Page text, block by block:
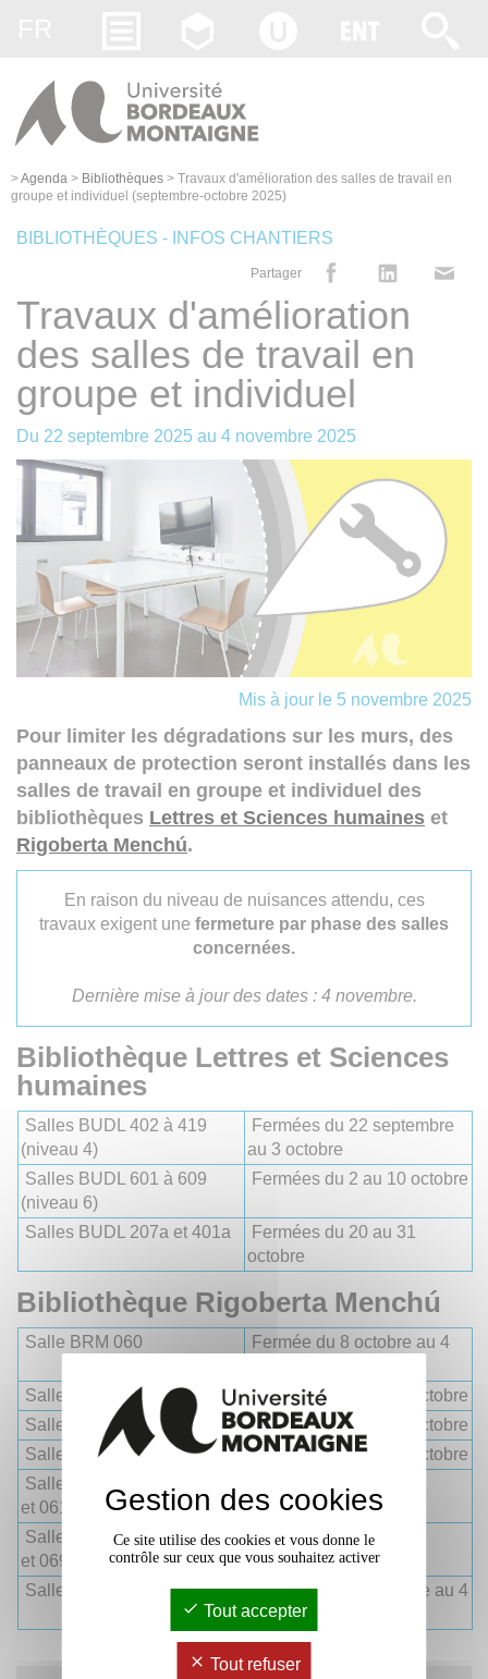
>Agenda > Bibliothèques > Travaux d'amélioration des salles de travail en
groupe et individuel (septembre-octobre 2025)
BIBLIOTHÈQUES - INFOS CHANTIERS
Partager
Travaux d'amélioration
des salles de travail en
groupe et individuel
Du 22 septembre 2025 au 4 novembre 2025
Mis à jour le 5 novembre 2025
Pour limiter les dégradations sur les murs, des
panneaux de protection seront installés dans les
salles de travail en groupe et individuel des
bibliothèques Lettres et Sciences humaines et
Rigoberta Menchú.
En raison du niveau de nuisances attendu, ces
travaux exigent une fermeture par phase des salles
concernées.
Dernière mise à jour des dates : 4 novembre.
Bibliothèque Lettres et Sciences
humaines
Salles BUDL 402 à 419
(niveau 4)
Fermées du 22 septembre
au 3 octobre
Salles BUDL 601 à 609
(niveau 6)
Fermées du 2 au 10 octobre
Salles BUDL 207a et 401a
Fermées du 20 au 31
octobre
Bibliothèque Rigoberta Menchú
Salle BRM 060
Fermée du 8 octobre au 4
Salles BRM 056
Fermées du 8 au 16 octobre
Salles BRM 050 et 052
Fermées du 8 au 20 octobre
Salles BRM 062 et 064
Fermées du 8 au 27 octobre
Salles BRM 055, 057, 059
et 061
octobre
Salles BRM 063, 065, 067
et 069
Fermées du 20 au 28
octobre
Salles BRM de 001g à 001k Fermées du 27 octobre au 4
novembre
Gestion des cookies
Ce site utilise des cookies et vous donne le
contrôle sur ceux que vous souhaitez activer
Tout accepter
Tout refuser